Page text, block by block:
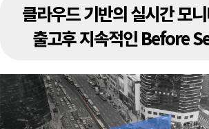
클라우드 기반의 실시간 모
출고후 지속적인 Before